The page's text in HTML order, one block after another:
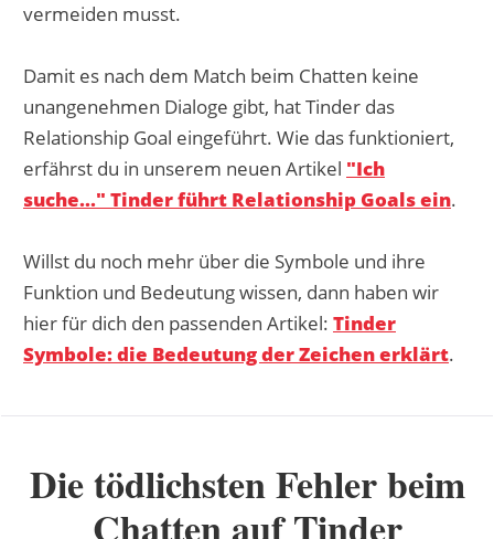
vermeiden musst.
Damit es nach dem Match beim Chatten keine
unangenehmen Dialoge gibt, hat Tinder das
Relationship Goal eingeführt. Wie das funktioniert,
erfährst du in unserem neuen Artikel "Ich
suche..." Tinder führt Relationship Goals ein.
Willst du noch mehr über die Symbole und ihre
Funktion und Bedeutung wissen, dann haben wir
hier für dich den passenden Artikel: Tinder
Symbole: die Bedeutung der Zeichen erklärt.
Die tödlichsten Fehler beim
Chatten auf Tinder